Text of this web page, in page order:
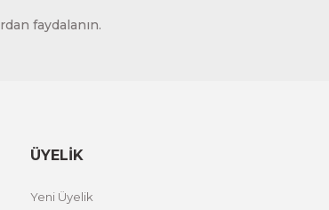
faydalanın.
ÜYELİK
Yeni Üyelik